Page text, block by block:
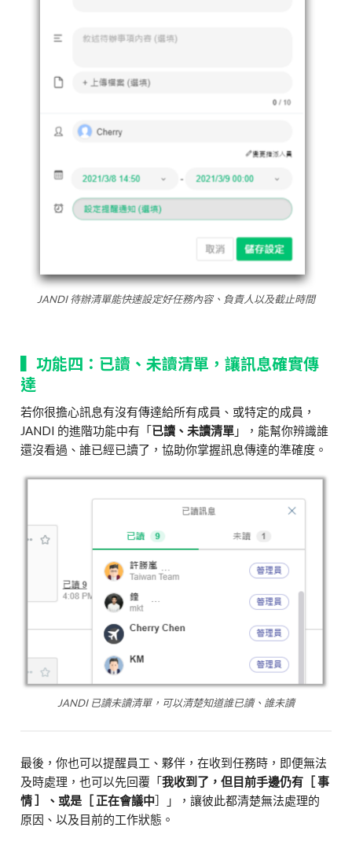
JANDI 待辦清單能快速設定好任務內容、負責人以及截止時間
▍功能四：已讀、未讀清單，讓訊息確實傳
達
若你很擔心訊息有沒有傳達給所有成員、或特定的成員，
JANDI 的進階功能中有「已讀、未讀清單 」，能幫你辨識誰
還沒看過、誰已經已讀了，協助你掌握訊息傳達的準確度。
JANDI 已讀未讀清單，可以清楚知道誰已讀、誰未讀
最後，你也可以提醒員工、夥伴，在收到任務時，即便無法
及時處理，也可以先回覆「我收到了，但目前手邊仍有［ 事
情 ］、或是［ 正在會議中 ］」，讓彼此都清楚無法處理的
原因、以及目前的工作狀態。